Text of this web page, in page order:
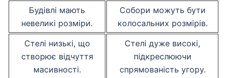
Будівлі мають
невеликі розміри.
Собори можуть бути
колосальних розмірів.
Стелі низькі, що
створює відчуття
масивності.
Стелі дуже високі,
підкреслюючи
спрямованість угору.